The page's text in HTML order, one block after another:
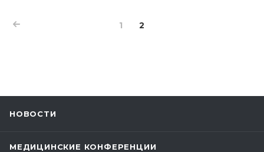
1 2
НОВОСТИ
МЕДИЦИНСКИЕ КОНФЕРЕНЦИИ